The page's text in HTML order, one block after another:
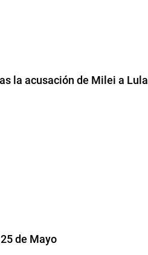
la acusación de Milei a Lula
de Mayo